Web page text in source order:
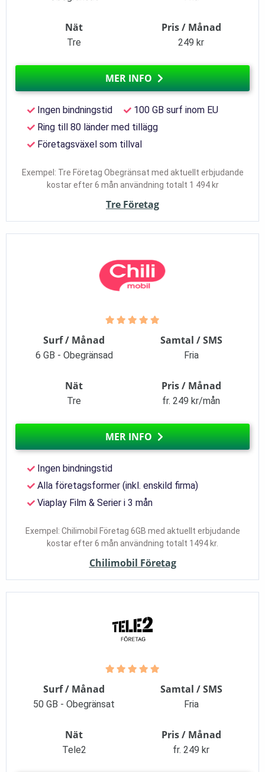
Nät
Tre
Pris / Månad
249 kr
MER INFO
Ingen bindningstid
100 GB surf inom EU
Ring till 80 länder med tillägg
Företagsväxel som tillval
Exempel: Tre Företag Obegränsat med aktuellt erbjudande
kostar efter 6 mån användning totalt 1 494 kr
Tre Företag
Surf / Månad
6 GB - Obegränsad
Samtal / SMS
Fria
Nät
Tre
Pris / Månad
fr. 249 kr/mån
MER INFO
Ingen bindningstid
Alla företagsformer (inkl. enskild firma)
Viaplay Film & Serier i 3 mån
Exempel: Chilimobil Företag 6GB med aktuellt erbjudande
kostar efter 6 mån användning totalt 1494 kr.
Chilimobil Företag
Surf / Månad
50 GB - Obegränsat
Samtal / SMS
Fria
Nät
Tele2
Pris / Månad
fr. 249 kr